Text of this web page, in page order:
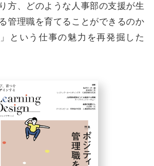
方、どのような人事部の支援が生
管理職を育てることができるのか
という仕事の魅力を再発掘した